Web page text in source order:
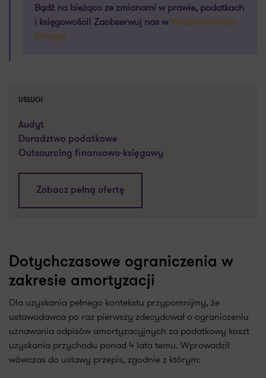
Bądź na bieżąco ze zmianami w prawie, podatkach
i księgowości! Zaobserwuj nas wWiadomościach
Google
USŁUGI
Audyt
Doradztwo podatkowe
Outsourcing finansowo-księgowy
Zobacz pełną ofertę
Dotychczasowe ograniczenia w
zakresie amortyzacji
Dla uzyskania pełnego kontekstu przypomnijmy, że
ustawodawca po raz pierwszy zdecydował o ograniczeniu
uznawania odpisów amortyzacyjnych za podatkowy koszt
uzyskania przychodu ponad 4 lata temu. Wprowadził
wówczas do ustawy przepis, zgodnie z którym: